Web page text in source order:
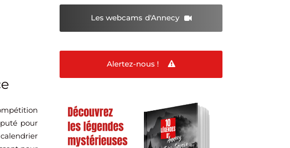
pour
Les webcams d'Annecy
Alertez-nous !